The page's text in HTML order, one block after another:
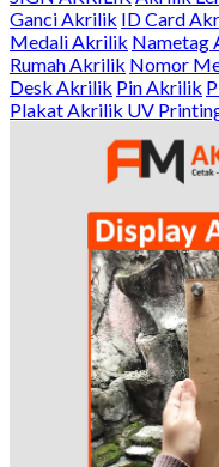
Ganci Akrilik ID Card
Medali Akrilik Nametag
Rumah Akrilik Nomor
Desk Akrilik Pin Akrilik
Plakat Akrilik UV